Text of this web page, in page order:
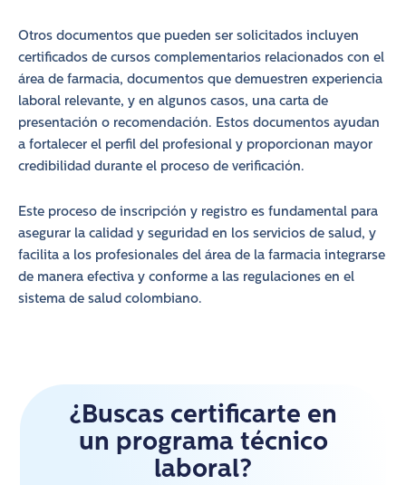
Otros documentos que pueden ser solicitados incluyen
certificados de cursos complementarios relacionados con el
área de farmacia, documentos que demuestren experiencia
laboral relevante, y en algunos casos, una carta de
presentación o recomendación. Estos documentos ayudan
a fortalecer el perfil del profesional y proporcionan mayor
credibilidad durante el proceso de verificación.
Este proceso de inscripción y registro es fundamental para
asegurar la calidad y seguridad en los servicios de salud, y
facilita a los profesionales del área de la farmacia integrarse
de manera efectiva y conforme a las regulaciones en el
sistema de salud colombiano.
¿Buscas certificarte en
un programa técnico
laboral?